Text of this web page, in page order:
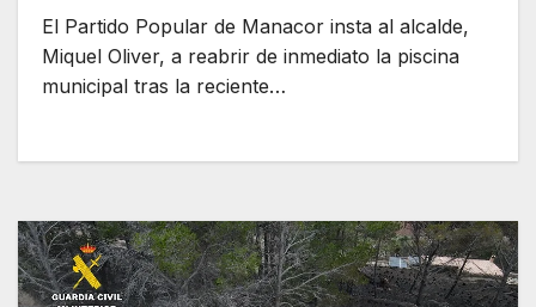
El Partido Popular de Manacor insta al alcalde,
Miquel Oliver, a reabrir de inmediato la piscina
municipal tras la reciente…